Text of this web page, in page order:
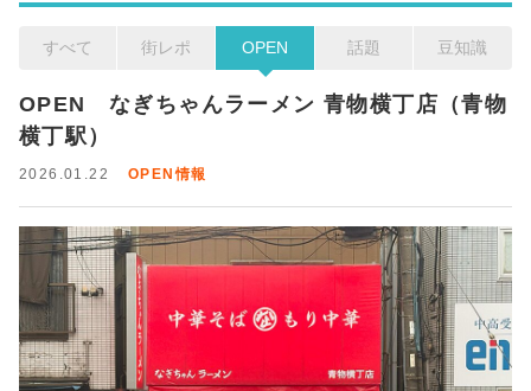
すべて 街レポ OPEN 話題 豆知識
OPEN　なぎちゃんラーメン 青物横丁店（青物
横丁駅）
2026.01.22 OPEN情報